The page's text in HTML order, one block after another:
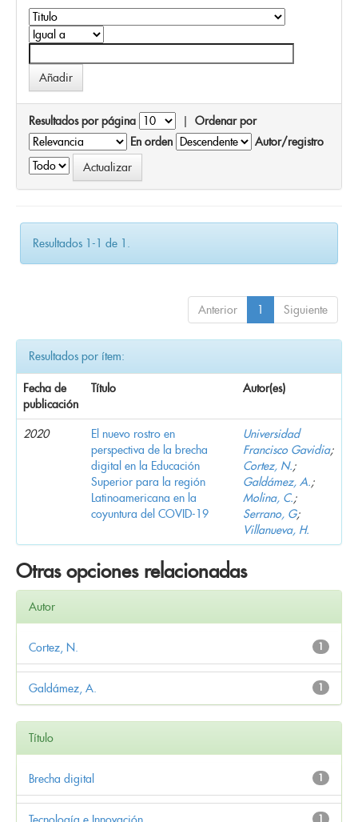
Resultados por página | Ordenar por
En orden
Autor/registro
Resultados 1-1 de 1.
Anterior 1 Siguiente
Resultados por ítem:
Fecha de
publicación
Título Autor(es)
2020
El nuevo rostro en
perspectiva de la brecha
digital en la Educación
Superior para la región
Latinoamericana en la
coyuntura del COVID-19
Universidad
Francisco Gavidia;
Cortez, N.;
Galdámez, A.;
Molina, C.;
Serrano, G;
Villanueva, H.
Otras opciones relacionadas
Autor
1
Cortez, N.
1
Galdámez, A.
Título
1
Brecha digital
1